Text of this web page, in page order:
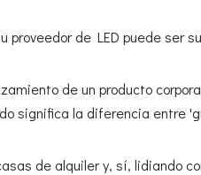
proveedor de LED puede ser
de un producto
significa la diferencia entre
de alquiler y, sí, lidiando